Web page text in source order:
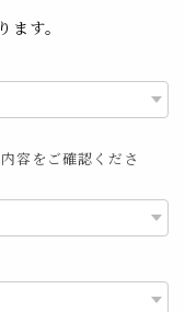
ます。
容をご確認くださ